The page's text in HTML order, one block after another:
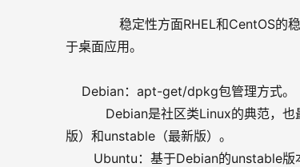
稳定性方面RHEL和CentOS的稳
于桌面应用。
Debian：apt-get/dpkg包管理方式。
Debian是社区类Linux的典范，也最
版）和unstable（最新版）。
Ubuntu：基于Debian的unstable版本